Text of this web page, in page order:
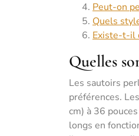
Peut-on
Quels
Existe-t-il
Quelles
Les sautoirs
préférences.
cm) à 36
longs en